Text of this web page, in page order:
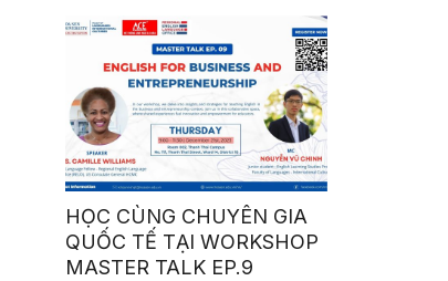
HỌC CÙNG CHUYÊN GIA
QUỐC TẾ TẠI WORKSHOP
MASTER TALK EP.9